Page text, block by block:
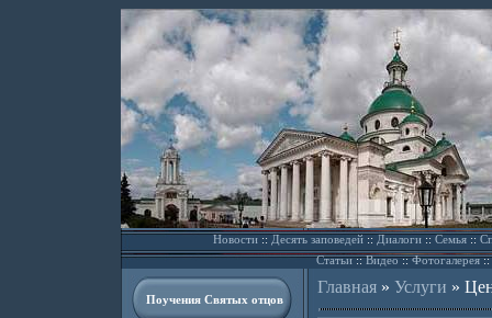
Новости::Десять заповедей::Диалоги::Семья::
Статьи::Видео ::Фотогалерея::
Поучения Святых отцов
Главная» Услуги »